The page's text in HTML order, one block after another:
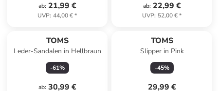
ab: 21,99 €
UVP: 44,00 €*
ab: 22,99 €
UVP: 52,00 €*
TOMS
Leder-Sandalen in Hellbraun
-61%
ab: 30,99 €
TOMS
Slipper in Pink
-45%
29,99 €